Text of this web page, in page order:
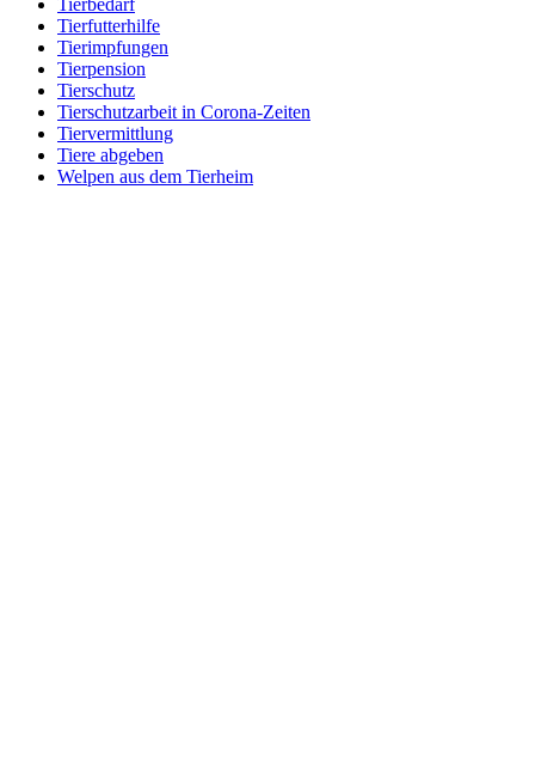
Tierbedarf
Tierfutterhilfe
Tierimpfungen
Tierpension
Tierschutz
Tierschutzarbeit in Corona-Zeiten
Tiervermittlung
Tiere abgeben
Welpen aus dem Tierheim